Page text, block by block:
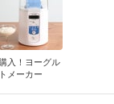
入！ヨーグル
トメーカー